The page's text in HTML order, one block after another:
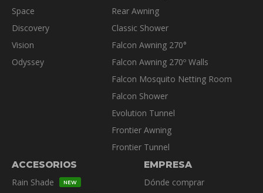
Space
Discovery
Vision
Odyssey
Rear Awning
Classic Shower
Falcon Awning 270°
Falcon Awning 270º Walls
Falcon Mosquito Netting Room
Falcon Shower
Evolution Tunnel
Frontier Awning
Frontier Tunnel
ACCESORIOS
Rain Shade
NEW
EMPRESA
Dónde comprar